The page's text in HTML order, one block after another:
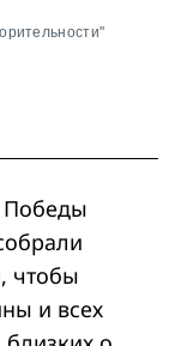
Победы
чтобы
и всех